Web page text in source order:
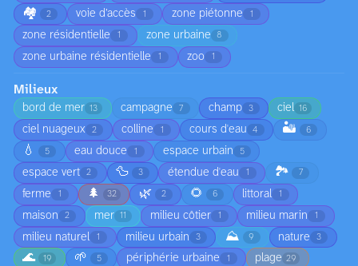
🏘️ 2 voie d’accès 1 zone piétonne 1
zone résidentielle 1 zone urbaine 8
zone urbaine résidentielle 1 zoo 1
Milieux
bord de mer 13 campagne 7 champ 3 ciel 16
ciel nuageux 2 colline 1 cours d'eau 4 🏜️ 6
💧 5 eau douce 1 espace urbain 5
espace vert 2 🦆 3 étendue d'eau 1 🏞️ 7
ferme 1 🌲 32 🌿 2 🌻 6 littoral 1
maison 2 mer 11 milieu côtier 1 milieu marin 1
milieu naturel 1 milieu urbain 3 ⛰️ 9 nature 3
🌊 19 🌱 5 périphérie urbaine 1 plage 29